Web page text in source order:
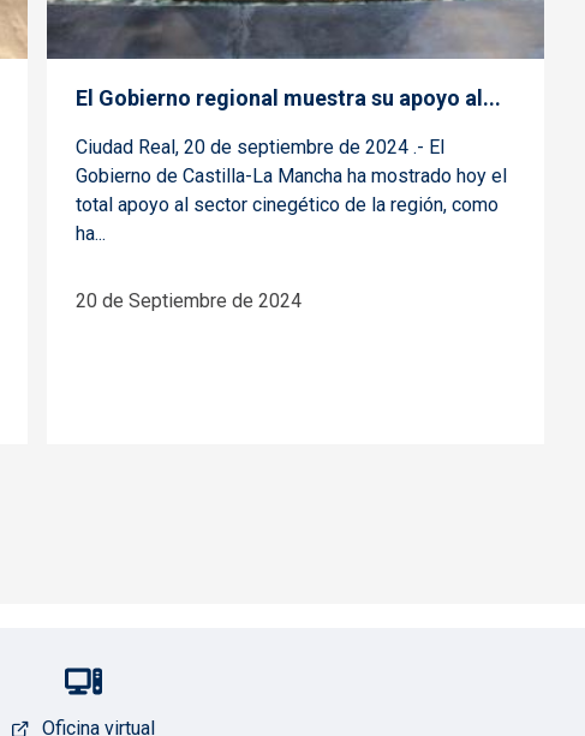
El Gobierno regional muestra su apoyo al...
Ciudad Real, 20 de septiembre de 2024 .- El
Gobierno de Castilla-La Mancha ha mostrado hoy el
total apoyo al sector cinegético de la región, como
ha...
20 de Septiembre de 2024
Oficina virtual